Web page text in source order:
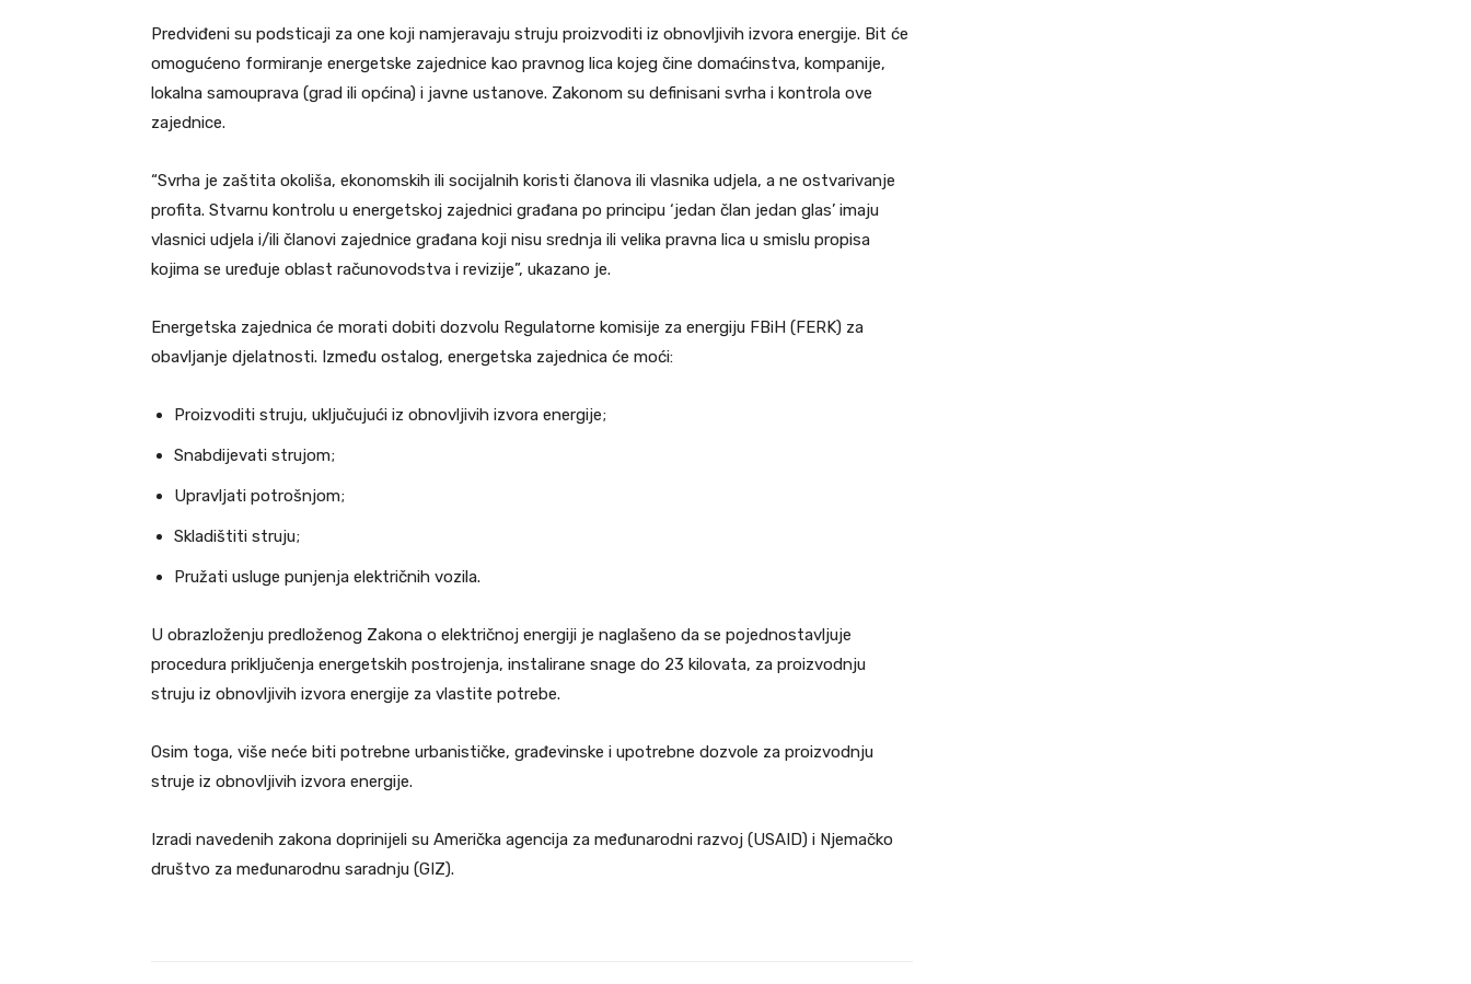
Predviđeni su podsticaji za one koji namjeravaju struju proizvoditi iz obnovljivih izvora energije. Bit će
omogućeno formiranje energetske zajednice kao pravnog lica kojeg čine domaćinstva, kompanije,
lokalna samouprava (grad ili općina) i javne ustanove. Zakonom su definisani svrha i kontrola ove
zajednice.
“Svrha je zaštita okoliša, ekonomskih ili socijalnih koristi članova ili vlasnika udjela, a ne ostvarivanje
profita. Stvarnu kontrolu u energetskoj zajednici građana po principu ‘jedan član jedan glas’ imaju
vlasnici udjela i/ili članovi zajednice građana koji nisu srednja ili velika pravna lica u smislu propisa
kojima se uređuje oblast računovodstva i revizije”, ukazano je.
Energetska zajednica će morati dobiti dozvolu Regulatorne komisije za energiju FBiH (FERK) za
obavljanje djelatnosti. Između ostalog, energetska zajednica će moći:
Proizvoditi struju, uključujući iz obnovljivih izvora energije;
Snabdijevati strujom;
Upravljati potrošnjom;
Skladištiti struju;
Pružati usluge punjenja električnih vozila.
U obrazloženju predloženog Zakona o električnoj energiji je naglašeno da se pojednostavljuje
procedura priključenja energetskih postrojenja, instalirane snage do 23 kilovata, za proizvodnju
struju iz obnovljivih izvora energije za vlastite potrebe.
Osim toga, više neće biti potrebne urbanističke, građevinske i upotrebne dozvole za proizvodnju
struje iz obnovljivih izvora energije.
Izradi navedenih zakona doprinijeli su Američka agencija za međunarodni razvoj (USAID) i Njemačko
društvo za međunarodnu saradnju (GIZ).